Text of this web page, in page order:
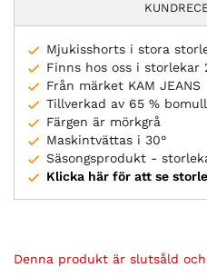
Mjukisshorts i stora
Finns hos oss i storlekar
Från märket KAM JEANS
Tillverkad av 65 %
Färgen är mörkgrå
Maskintvättas i 30°
Säsongsprodukt -
Klicka här för att se
Denna produkt är slutsåld